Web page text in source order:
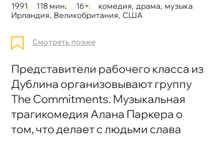
1991 118 мин. 16+ комедия, драма, музыка
Ирландия, Великобритания, США
Смотреть позже
Представители рабочего класса из
Дублина организовывают группу
The Commitments. Музыкальная
трагикомедия Алана Паркера о
том, что делает с людьми слава